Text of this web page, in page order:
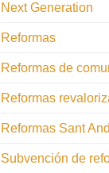
Next Generation
Reformas
Reformas de
Reformas
Reformas Sant
Subvención de